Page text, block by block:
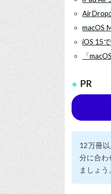
AirDrop
macOS
iOS 15
「
PR
12万冊
分に合わ
ましょう